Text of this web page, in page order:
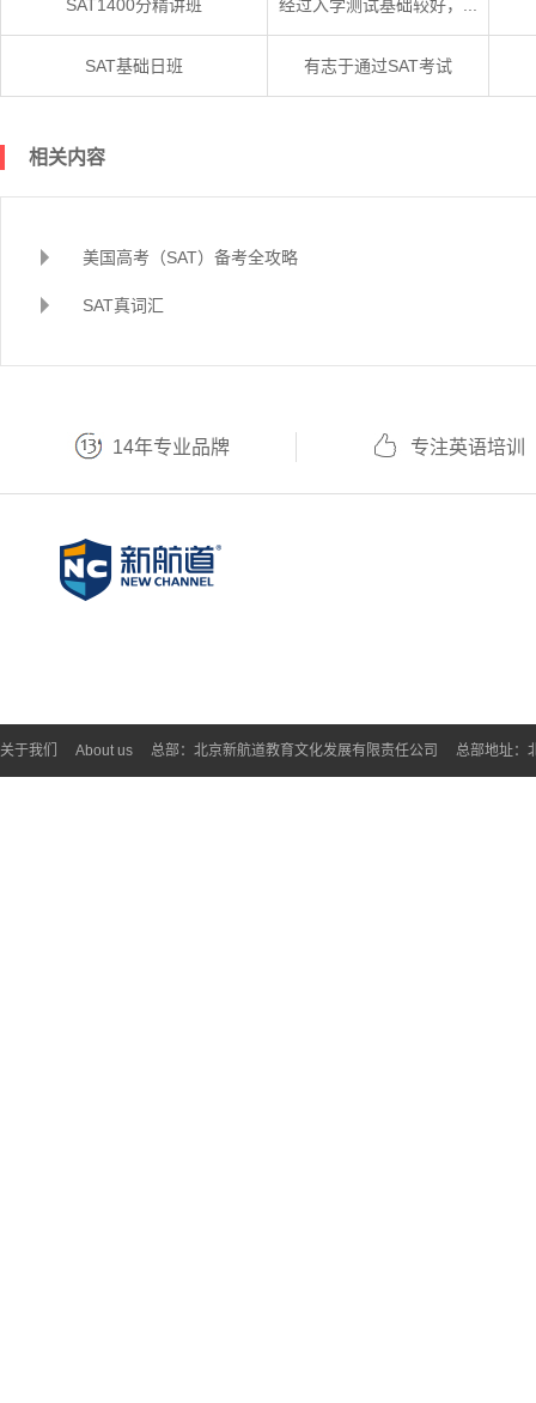
SAT1400分精讲班 经过入学测试基础较好，...
SAT基础日班 有志于通过SAT考试
相关内容
美国高考（SAT）备考全攻略
SAT真词汇
14年专业品牌 专注英语培训
关于我们 About us 总部：北京新航道教育文化发展有限责任公司 总部地址：